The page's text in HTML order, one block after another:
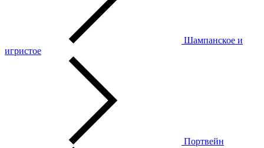
Шампанское и
игристое
Портвейн